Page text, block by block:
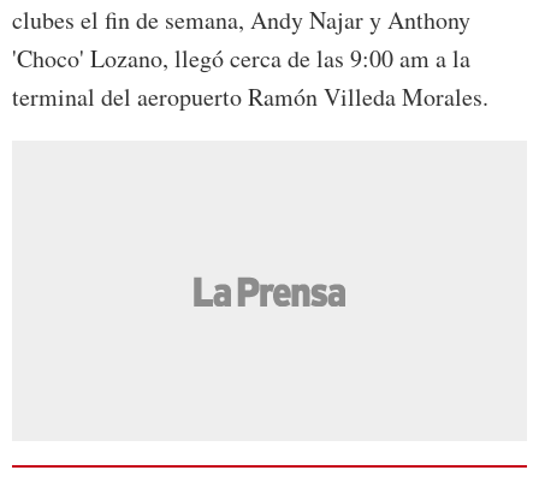
clubes el fin de semana, Andy Najar y Anthony
'Choco' Lozano, llegó cerca de las 9:00 am a la
terminal del aeropuerto Ramón Villeda Morales.